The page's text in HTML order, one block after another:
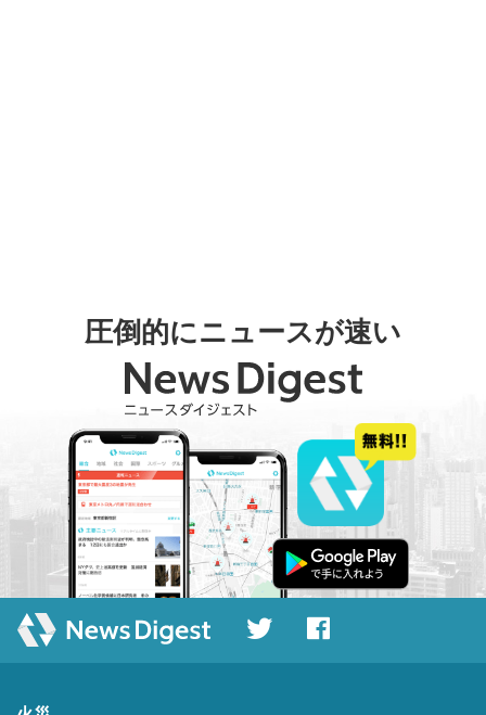
圧倒的にニュースが速い